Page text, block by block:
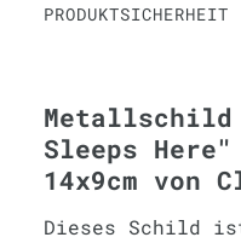
PRODUKTSICHERHEIT
Metallschild
Sleeps
14x9cm von
Dieses Schild